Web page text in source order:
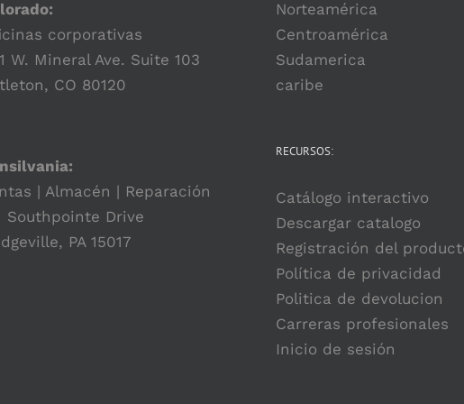
corporativas
W. Mineral Ave. Suite 103
CO 80120
| Almacén | Reparación
Southpointe Drive
PA 15017
Norteamérica
Centroamérica
Sudamerica
caribe
RECURSOS:
Catálogo interactivo
Descargar catalogo
Registración del
Política de privacidad
Politica de devolucion
Carreras profesionales
Inicio de sesión